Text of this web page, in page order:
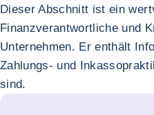
Dieser Abschnitt ist ein
Finanzverantwortliche und
Unternehmen. Er enthält
Zahlungs- und
sind.